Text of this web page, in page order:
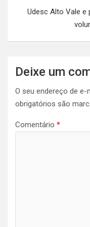
Udesc Alto Vale
Deixe um
O seu endereço de e-
obrigatórios são
Comentário *